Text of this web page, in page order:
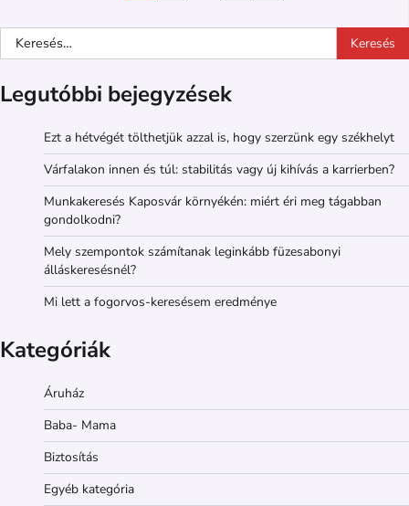
Keresés:
Legutóbbi bejegyzések
Ezt a hétvégét tölthetjük azzal is, hogy szerzünk egy székhelyt
Várfalakon innen és túl: stabilitás vagy új kihívás a karrierben?
Munkakeresés Kaposvár környékén: miért éri meg tágabban
gondolkodni?
Mely szempontok számítanak leginkább füzesabonyi
álláskeresésnél?
Mi lett a fogorvos-keresésem eredménye
Kategóriák
Áruház
Baba- Mama
Biztosítás
Egyéb kategória